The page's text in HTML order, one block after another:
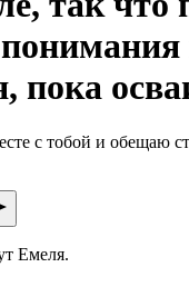
пока
с тобой и обещаю
Емеля.